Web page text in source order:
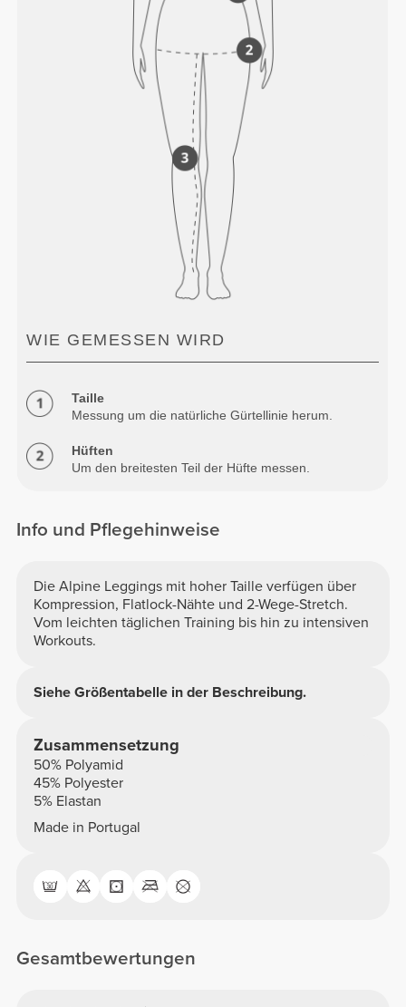
WIE GEMESSEN WIRD
Taille
Messung um die natürliche Gürtellinie herum.
Hüften
Um den breitesten Teil der Hüfte messen.
Gemessen vom Schritt bis unter die Knöchel.
Info und Pflegehinweise
Die Alpine Leggings mit hoher Taille verfügen über
Kompression, Flatlock-Nähte und 2-Wege-Stretch.
Vom leichten täglichen Training bis hin zu intensiven
Workouts.
Siehe Größentabelle in der Beschreibung.
Zusammensetzung
50% Polyamid
45% Polyester
5% Elastan
Made in Portugal
Gesamtbewertungen